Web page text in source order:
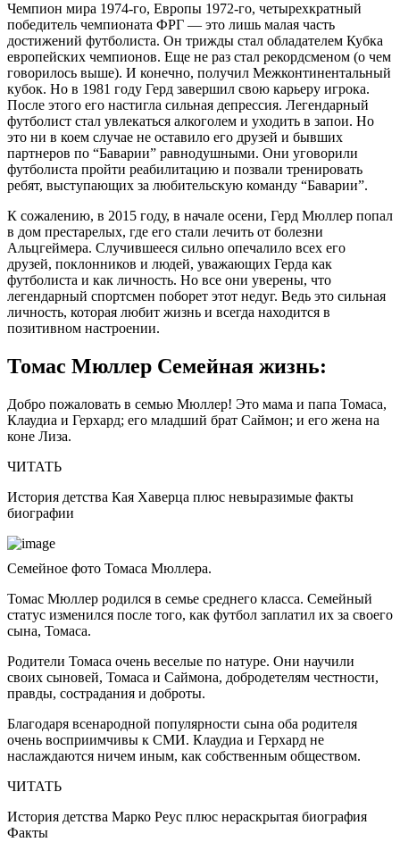
Чемпион мира 1974-го, Европы 1972-го, четырехкратный
победитель чемпионата ФРГ — это лишь малая часть
достижений футболиста. Он трижды стал обладателем Кубка
европейских чемпионов. Еще не раз стал рекордсменом (о чем
говорилось выше). И конечно, получил Межконтинентальный
кубок. Но в 1981 году Герд завершил свою карьеру игрока.
После этого его настигла сильная депрессия. Легендарный
футболист стал увлекаться алкоголем и уходить в запои. Но
это ни в коем случае не оставило его друзей и бывших
партнеров по “Баварии” равнодушными. Они уговорили
футболиста пройти реабилитацию и позвали тренировать
ребят, выступающих за любительскую команду “Баварии”.
К сожалению, в 2015 году, в начале осени, Герд Мюллер попал
в дом престарелых, где его стали лечить от болезни
Альцгеймера. Случившееся сильно опечалило всех его
друзей, поклонников и людей, уважающих Герда как
футболиста и как личность. Но все они уверены, что
легендарный спортсмен поборет этот недуг. Ведь это сильная
личность, которая любит жизнь и всегда находится в
позитивном настроении.
Томас Мюллер Семейная жизнь:
Добро пожаловать в семью Мюллер! Это мама и папа Томаса,
Клаудиа и Герхард; его младший брат Саймон; и его жена на
коне Лиза.
ЧИТАТЬ
История детства Кая Хаверца плюс невыразимые факты
биографии
Семейное фото Томаса Мюллера.
Томас Мюллер родился в семье среднего класса. Семейный
статус изменился после того, как футбол заплатил их за своего
сына, Томаса.
Родители Томаса очень веселые по натуре. Они научили
своих сыновей, Томаса и Саймона, добродетелям честности,
правды, сострадания и доброты.
Благодаря всенародной популярности сына оба родителя
очень восприимчивы к СМИ. Клаудиа и Герхард не
наслаждаются ничем иным, как собственным обществом.
ЧИТАТЬ
История детства Марко Реус плюс нераскрытая биография
Факты